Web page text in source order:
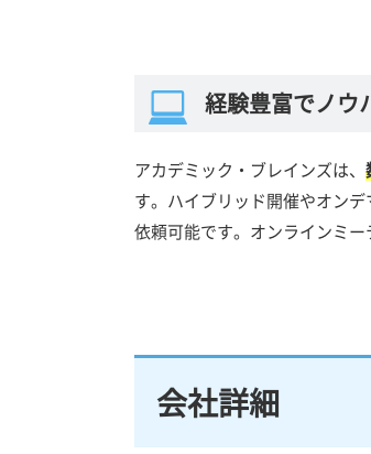
経験豊富でノウ
アカデミック・ブレインズは、
す。ハイブリッド開催やオン
依頼可能です。オンラインミー
会社詳細